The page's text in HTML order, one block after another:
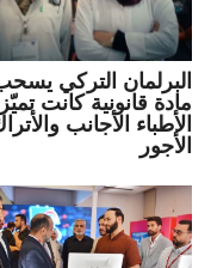
البرلمان التركي
مادة قانونية كانت
الأطباء الأجانب
الأجور